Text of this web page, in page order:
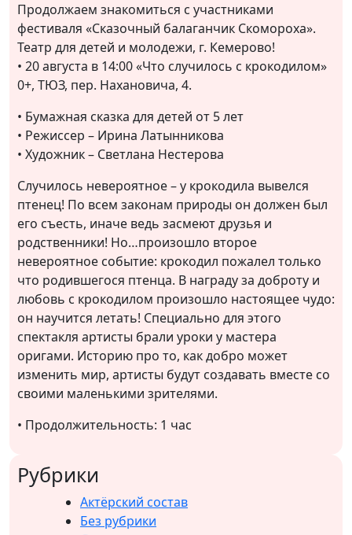
Продолжаем знакомиться с участниками
фестиваля «Сказочный балаганчик Скомороха».
Театр для детей и молодежи, г. Кемерово!
• 20 августа в 14:00 «Что случилось с крокодилом»
0+, ТЮЗ, пер. Нахановича, 4.
• Бумажная сказка для детей от 5 лет
• Режиссер – Ирина Латынникова
• Художник – Светлана Нестерова
Случилось невероятное – у крокодила вывелся
птенец! По всем законам природы он должен был
его съесть, иначе ведь засмеют друзья и
родственники! Но…произошло второе
невероятное событие: крокодил пожалел только
что родившегося птенца. В награду за доброту и
любовь с крокодилом произошло настоящее чудо:
он научится летать! Специально для этого
спектакля артисты брали уроки у мастера
оригами. Историю про то, как добро может
изменить мир, артисты будут создавать вместе со
своими маленькими зрителями.
• Продолжительность: 1 час
Рубрики
Актёрский состав
Без рубрики